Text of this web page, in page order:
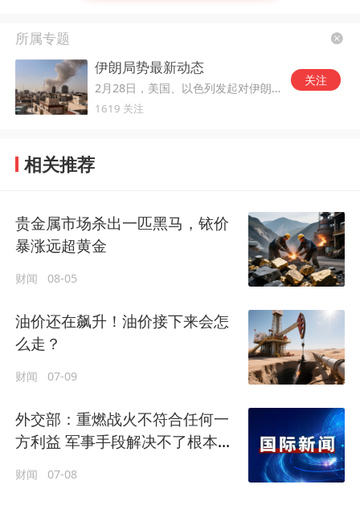
所属专题
伊朗局势最新动态
2月28日，美国、以色列发起对伊朗的军事打击。
1619 关注
关注
相关推荐
贵金属市场杀出一匹黑马，铱价
暴涨远超黄金
财闻 08-05
油价还在飙升！油价接下来会怎
么走？
财闻 07-09
外交部：重燃战火不符合任何一
方利益 军事手段解决不了根本问
财闻 07-08